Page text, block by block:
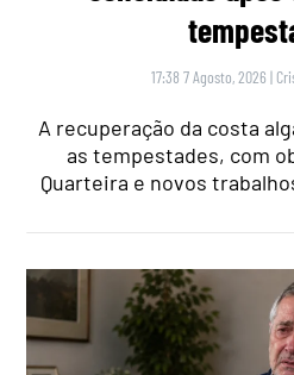
17:38 7 Agosto, 2026 |
A recuperação da costa
as tempestades, com
Quarteira e novos